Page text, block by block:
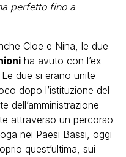
perfetto fino a
Cloe e Nina, le due
ha avuto con l’ex
due si erano unite
dopo l’istituzione del
dell’amministrazione
attraverso un percorso
nei Paesi Bassi, oggi
quest’ultima, sui